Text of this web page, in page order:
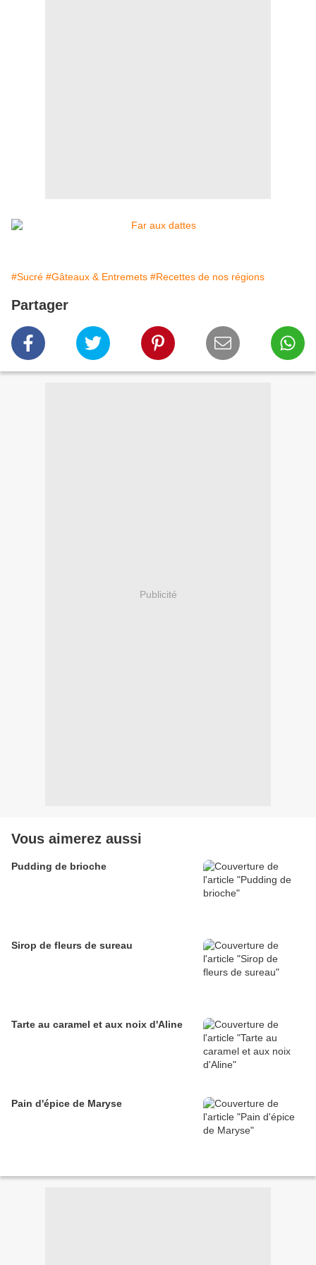
#Sucré #Gâteaux & Entremets #Recettes de nos régions
Partager
Publicité
Vous aimerez aussi
Pudding de brioche
Sirop de fleurs de sureau
Tarte au caramel et aux noix d'Aline
Pain d'épice de Maryse